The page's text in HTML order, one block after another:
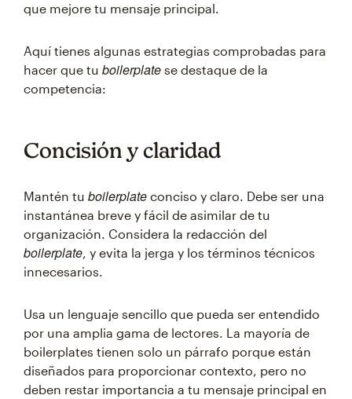
que mejore tu mensaje principal.
Aquí tienes algunas estrategias comprobadas para
hacer que tu boilerplate se destaque de la
competencia:
Concisión y claridad
Mantén tu boilerplate conciso y claro. Debe ser una
instantánea breve y fácil de asimilar de tu
organización. Considera la redacción del
boilerplate, y evita la jerga y los términos técnicos
innecesarios.
Usa un lenguaje sencillo que pueda ser entendido
por una amplia gama de lectores. La mayoría de
boilerplates tienen solo un párrafo porque están
diseñados para proporcionar contexto, pero no
deben restar importancia a tu mensaje principal en